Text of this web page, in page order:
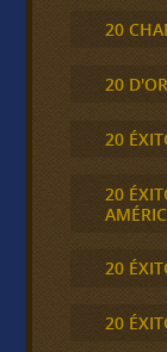
20
20
20
20
20
20